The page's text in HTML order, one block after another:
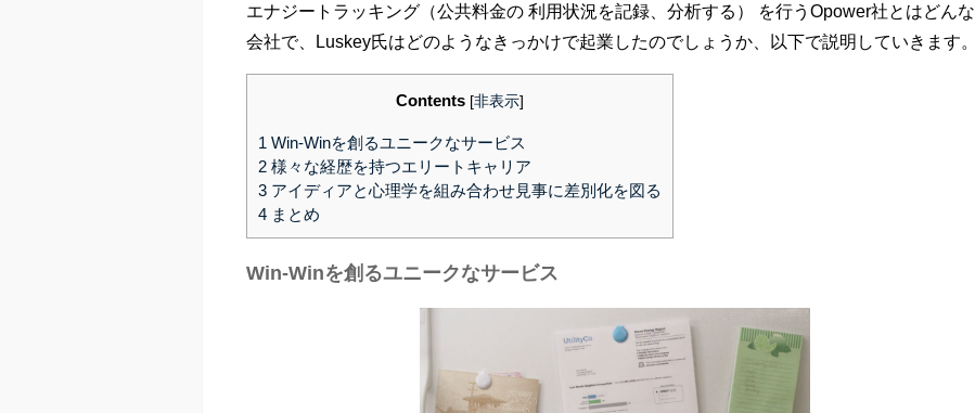
エナジートラッキング（公共料金の 利用状況を記録、分析する） を行うOpower社とはどんな
会社で、Luskey氏はどのようなきっかけで起業したのでしょうか、以下で説明していきます。
Contents [非表示]
1 Win-Winを創るユニークなサービス
2 様々な経歴を持つエリートキャリア
3 アイディアと心理学を組み合わせ見事に差別化を図る
4 まとめ
Win-Winを創るユニークなサービス